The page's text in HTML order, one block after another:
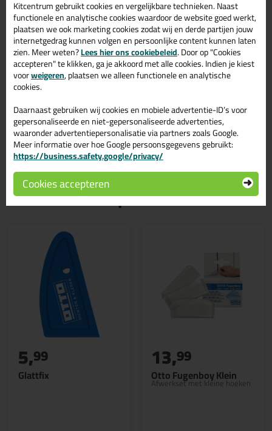
afwerkgereedschap van zeer hoogwaardig kunststof. Om kit nog
makkelijker "af te steken".
Hoe gebruik je de Otto Chemie Fugenboy Groot?
Van tevoren is het van belang om de Otto Chemie Fugenboy
Groot te bevochtigen in een schone bak met deOtto Afwerkzeep
GL(opgelet: voor het gebruik op marmer en natuureen moet de
Ottoseal Marmer GLM
gevulde voeg te trekken. De overtollige afdichtkit kan in de
afvalbak verwijdert worden.
Gerelateerde producten
Glattfix
5,99
Otto Fugenboy Klein
Afwerkset met kleine hoeken
13,99
Kitcentrum gebruikt cookies en vergelijkbare technieken. Naast
functionele en analytische cookies waardoor de website goed werkt,
plaatsen we ook marketing cookies zodat wij en derde partijen jouw
internetgedrag kunnen volgen en persoonlijke content kunnen laten
zien. Meer weten?Lees hier ons cookiebeleid. Door op "Cookies
accepteren" te klikken, ga je akkoord met alle cookies. Indien je kiest
voorweigeren, plaatsen we alleen functionele en analytische
cookies.
Daarnaast gebruiken wij cookies en mobiele advertentie-ID’s voor
gepersonaliseerde en niet-gepersonaliseerde advertenties,
waaronder advertentiepersonalisatie via partners zoals Google.
Meer informatie over hoe Google persoonsgegevens gebruikt:
https://business.safety.google/privacy/
Cookies accepteren